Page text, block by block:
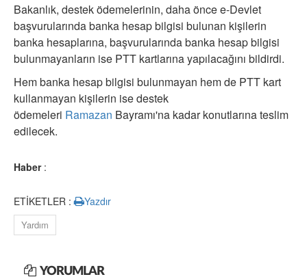
Bakanlık, destek ödemelerinin, daha önce e-Devlet
başvurularında banka hesap bilgisi bulunan kişilerin
banka hesaplarına, başvurularında banka hesap bilgisi
bulunmayanların ise PTT kartlarına yapılacağını bildirdi.
Hem banka hesap bilgisi bulunmayan hem de PTT kart
kullanmayan kişilerin ise destek
ödemeleri Ramazan Bayramı'na kadar konutlarına teslim
edilecek.
Haber:
ETİKETLER : Yazdır
Yardım
YORUMLAR